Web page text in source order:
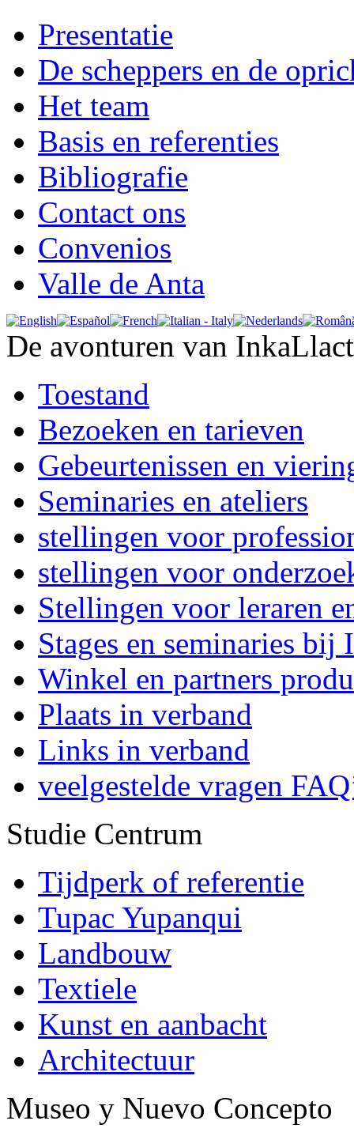
Presentatie
De scheppers en de
Het team
Basis en referenties
Bibliografie
Contact ons
Convenios
Valle de Anta
De avonturen van
Toestand
Bezoeken en tarieven
Gebeurtenissen en
Seminaries en ateliers
stellingen voor
stellingen voor
Stellingen voor leraren
Stages en seminaries
Winkel en partners
Plaats in verband
Links in verband
veelgestelde vragen
Studie Centrum
Tijdperk of referentie
Tupac Yupanqui
Landbouw
Textiele
Kunst en aanbacht
Architectuur
Museo y Nuevo Concepto